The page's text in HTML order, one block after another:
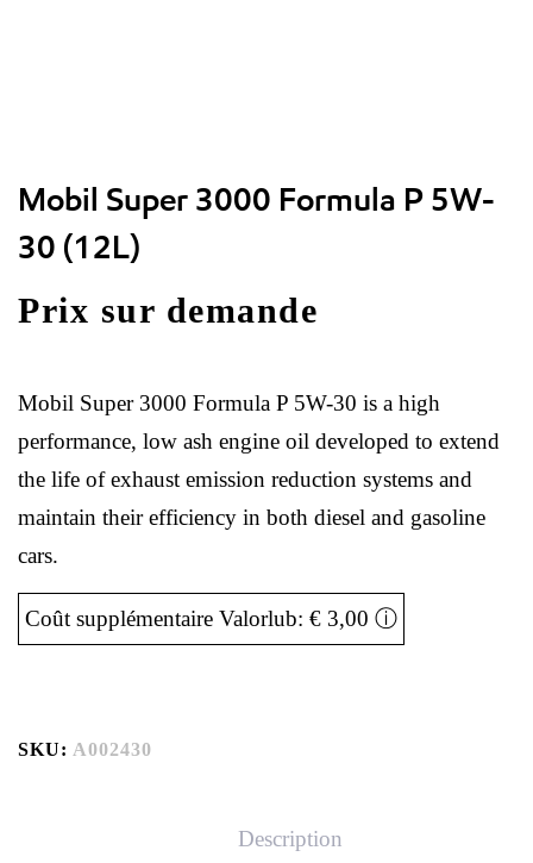
Mobil Super 3000 Formula P 5W-
30 (12L)
Prix sur demande
Mobil Super 3000 Formula P 5W-30 is a high
performance, low ash engine oil developed to extend
the life of exhaust emission reduction systems and
maintain their efficiency in both diesel and gasoline
cars.
Coût supplémentaire Valorlub: € 3,00 ⓘ
SKU: A002430
Description